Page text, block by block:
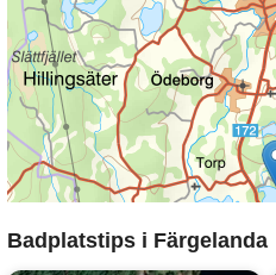
Badplatstips i Färgelanda